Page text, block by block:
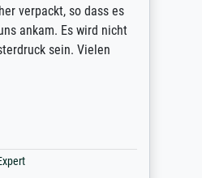
verpackt, so dass es
ankam. Es wird nicht
sein. Vielen